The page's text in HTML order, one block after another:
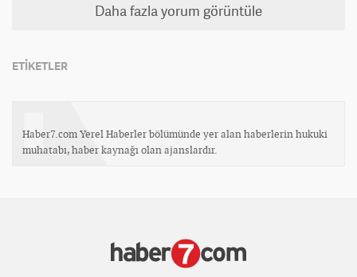
Daha fazla yorum görüntüle
ETİKETLER
Haber7.com Yerel Haberler bölümünde yer alan haberlerin hukuki
muhatabı, haber kaynağı olan ajanslardır.